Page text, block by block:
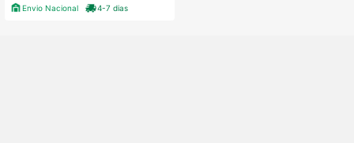
Envio Nacional 4-7 dias